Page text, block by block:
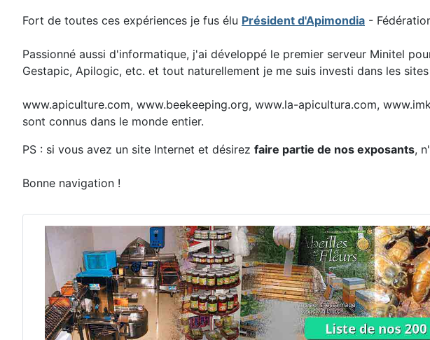
Fort de toutes ces expériences je fus élu Président d'Apimondia -
Passionné aussi d'informatique, j'ai développé le premier serveur Minitel
Gestapic, Apilogic, etc. et tout naturellement je me suis investi dans les
www.apiculture.com, www.beekeeping.org, www.la-apicultura.com,
sont connus dans le monde entier.
PS : si vous avez un site Internet et désirez faire partie de nos exposants,
Bonne navigation !